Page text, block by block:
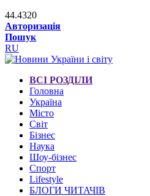
44.4320
Авторизація
Пошук
RU
ВСІ РОЗДІЛИ
Головна
Україна
Місто
Світ
Бізнес
Наука
Шоу-бізнес
Спорт
Lifestyle
БЛОГИ ЧИТАЧІВ